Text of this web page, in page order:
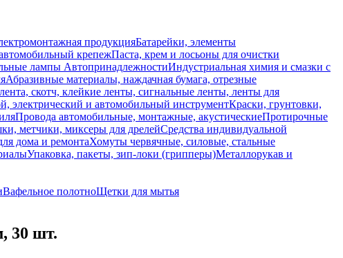
продукцияБатарейки, элементы
крепежПаста, крем и лосьоны для очистки
лампы АвтопринадлежностиИндустриальная химия и смазки с
Абразивные материалы, наждачная бумага, отрезные
скотч, клейкие ленты, сигнальные ленты, ленты для
электрический и автомобильный инструментКраски, грунтовки,
Провода автомобильные, монтажные, акустическиеПротирочные
метчики, миксеры для дрелейСредства индивидуальной
дома и ремонтаХомуты червячные, силовые, стальные
Упаковка, пакеты, зип-локи (грипперы)Металлорукав и
Вафельное полотноЩетки для мытья
30 шт.